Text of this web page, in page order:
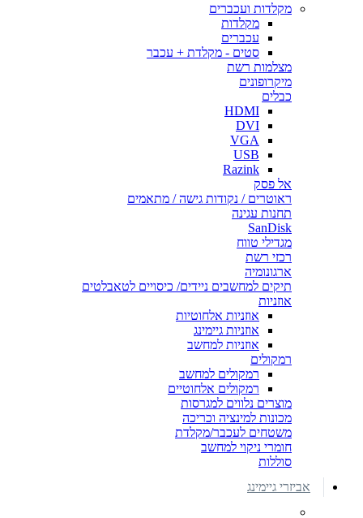
מקלדות ועכברים
מקלדות
עכברים
סטים - מקלדת + עכבר
מצלמות רשת
מיקרופונים
כבלים
HDMI
DVI
VGA
USB
Razink
אל פסק
ראוטרים / נקודות גישה / מתאמים
תחנות עגינה
SanDisk
מגדילי טווח
רכזי רשת
ארגונומיה
תיקים למחשבים ניידים/ כיסויים לטאבלטים
אוזניות
אוזניות אלחוטיות
אוזניות גיימינג
אוזניות למחשב
רמקולים
רמקולים למחשב
רמקולים אלחוטיים
מוצרים נלווים למגרסות
מכונות למינציה וכריכה
משטחים לעכבר/מקלדת
חומרי ניקוי למחשב
סוללות
אביזרי גיימינג